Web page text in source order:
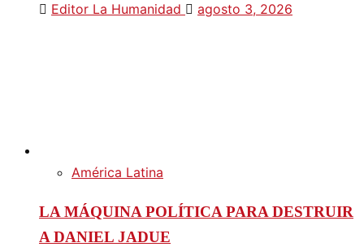
Editor La Humanidad agosto 3, 2026
América Latina
LA MÁQUINA POLÍTICA PARA DESTRUIR
A DANIEL JADUE